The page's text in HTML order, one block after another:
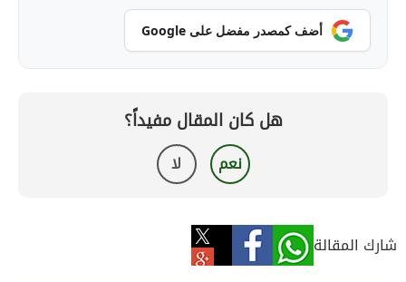
أضف كمصدر مفضل على Google
هل كان المقال مفيداً؟
نعم لا
شارك المقالة